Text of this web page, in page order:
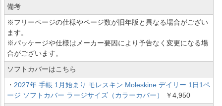
備考
※フリーページの仕様やページ数が旧年版と異なる場合がござい
ます。
※パッケージや仕様はメーカー要因により予告なく変更になる場
合がございます。
ソフトカバーはこちら
・ 2027年 手帳 1月始まり モレスキン Moleskine デイリー 1日1ペ
ージ ソフトカバー ラージサイズ（カラーカバー）
￥4,950